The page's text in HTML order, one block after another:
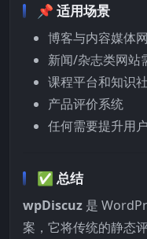
📌 适用场景
博客与内容媒体
新闻/杂志类网站
课程平台和知识
产品评价系统
任何需要提升用
✅ 总结
wpDiscuz 是
案，它将传统的静态